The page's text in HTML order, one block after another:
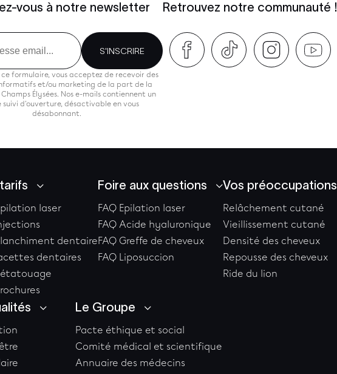
vous à notre newsletter
S'INSCRIRE
formulaire, vous acceptez de recevoir des
et/ou marketing de la part de la
Élysées. Nos e-mails contiennent un
suivi d'ouverture, désactivable en vous
désabonnant.
Retrouvez notre communauté !
laser
dentaire
dentaires
Foire aux questions
FAQ Epilation laser
FAQ Acide hyaluronique
FAQ Greffe de cheveux
FAQ Liposuccion
Vos préoccupations
Relâchement cutané
Vieillissement cutané
Densité des cheveux
Repousse des cheveux
Ride du lion
Le Groupe
Pacte éthique et social
Comité médical et scientifique
Annuaire des médecins